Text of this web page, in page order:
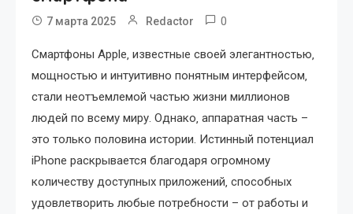
7 марта 2025 Redactor 0
Смартфоны Apple‚ известные своей элегантностью‚
мощностью и интуитивно понятным интерфейсом‚
стали неотъемлемой частью жизни миллионов
людей по всему миру. Однако‚ аппаратная часть –
это только половина истории. Истинный потенциал
iPhone раскрывается благодаря огромному
количеству доступных приложений‚ способных
удовлетворить любые потребности – от работы и